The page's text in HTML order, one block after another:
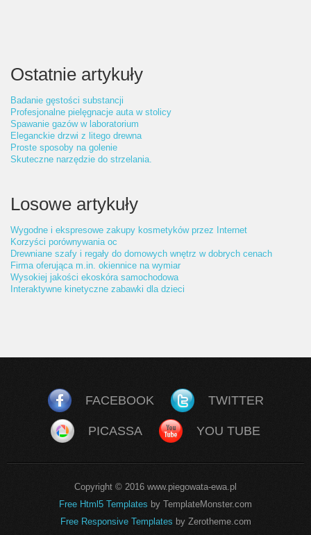
Ostatnie artykuły
Badanie gęstości substancji
Profesjonalne pielęgnacje auta w stolicy
Spawanie gazów w laboratorium
Eleganckie drzwi z litego drewna
Proste sposoby na golenie
Skuteczne narzędzie do strzelania.
Losowe artykuły
Wygodne i ekspresowe zakupy kosmetyków przez Internet
Korzyści porównywania oc
Drewniane szafy i regały do domowych wnętrz w dobrych cenach
Firma oferująca m.in. okiennice na wymiar
Wysokiej jakości ekoskóra samochodowa
Interaktywne kinetyczne zabawki dla dzieci
FACEBOOK TWITTER
PICASSA YOU TUBE
Copyright © 2016 www.piegowata-ewa.pl
Free Html5 Templates by TemplateMonster.com
Free Responsive Templates by Zerotheme.com